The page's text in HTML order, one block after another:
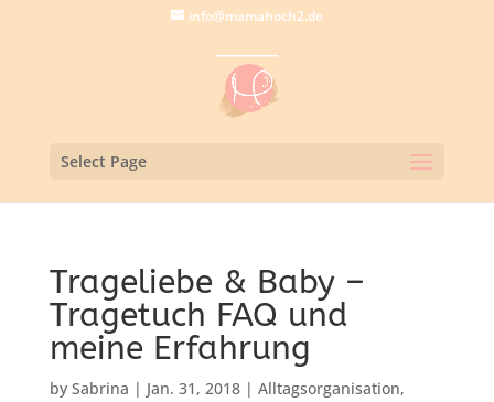
info@mamahoch2.de
Select Page
Trageliebe & Baby –
Tragetuch FAQ und
meine Erfahrung
by Sabrina | Jan. 31, 2018| Alltagsorganisation,